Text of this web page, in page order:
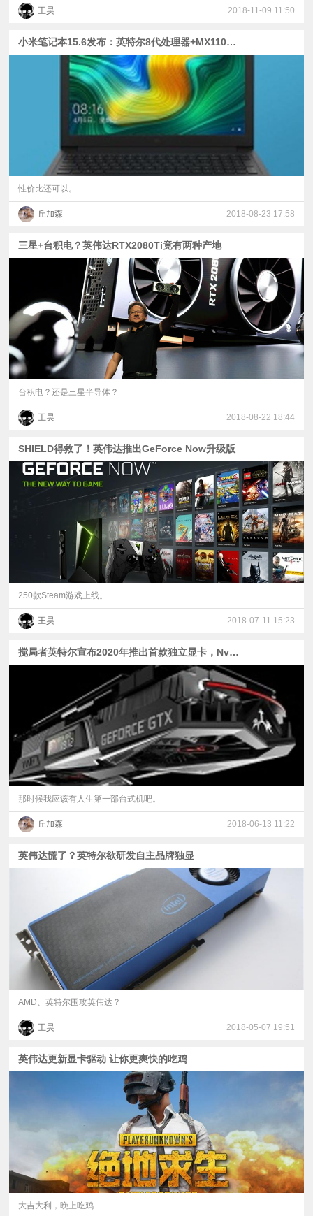
王昊 2018-11-09 11:50
小米笔记本15.6发布：英特尔8代处理器+MX110，首发价3999元
性价比还可以。
丘加森 2018-08-23 17:58
三星+台积电？英伟达RTX2080Ti竟有两种产地
台积电？还是三星半导体？
王昊 2018-08-22 18:44
SHIELD得救了！英伟达推出GeForce Now升级版
250款Steam游戏上线。
王昊 2018-07-11 15:23
搅局者英特尔宣布2020年推出首款独立显卡，Nvidia侧目
那时候我应该有人生第一部台式机吧。
丘加森 2018-06-13 11:22
英伟达慌了？英特尔欲研发自主品牌独显
AMD、英特尔围攻英伟达？
王昊 2018-05-07 19:51
英伟达更新显卡驱动 让你更爽快的吃鸡
大吉大利，晚上吃鸡